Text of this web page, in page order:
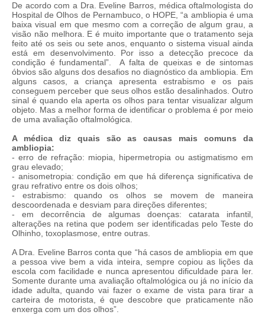
De acordo com a Dra. Eveline Barros, médica oftalmologista do
Hospital de Olhos de Pernambuco, o HOPE, “a ambliopia é uma
baixa visual em que mesmo com a correção de algum grau, a
visão não melhora. E é muito importante que o tratamento seja
feito até os seis ou sete anos, enquanto o sistema visual ainda
está em desenvolvimento. Por isso a detecção precoce da
condição é fundamental”. A falta de queixas e de sintomas
óbvios são alguns dos desafios no diagnóstico da ambliopia. Em
alguns casos, a criança apresenta estrabismo e os pais
conseguem perceber que seus olhos estão desalinhados. Outro
sinal é quando ela aperta os olhos para tentar visualizar algum
objeto. Mas a melhor forma de identificar o problema é por meio
de uma avaliação oftalmológica.
A médica diz quais são as causas mais comuns da
ambliopia:
- erro de refração: miopia, hipermetropia ou astigmatismo em
grau elevado;
- anisometropia: condição em que há diferença significativa de
grau refrativo entre os dois olhos;
- estrabismo: quando os olhos se movem de maneira
descoordenada e desviam para direções diferentes;
- em decorrência de algumas doenças: catarata infantil,
alterações na retina que podem ser identificadas pelo Teste do
Olhinho, toxoplasmose, entre outras.
A Dra. Eveline Barros conta que “há casos de ambliopia em que
a pessoa vive bem a vida inteira, sempre copiou as lições da
escola com facilidade e nunca apresentou dificuldade para ler.
Somente durante uma avaliação oftalmológica ou já no início da
idade adulta, quando vai fazer o exame de vista para tirar a
carteira de motorista, é que descobre que praticamente não
enxerga com um dos olhos”.